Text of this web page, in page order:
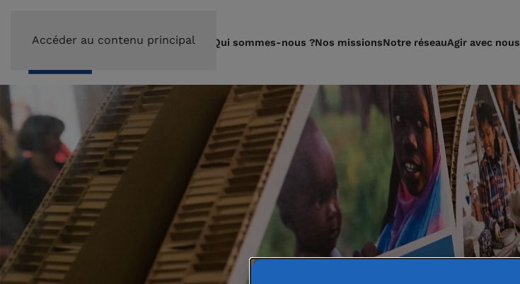
Accéder au contenu principal Qui sommes-nous ?Nos missionsNotre réseauAgir avec nous